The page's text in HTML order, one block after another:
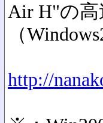
Air H"の高
（
http://